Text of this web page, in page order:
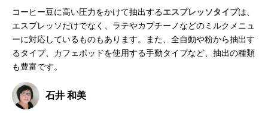
コーヒー豆に高い圧力をかけて抽出するエスプレッソタイプは、
エスプレッソだけでなく、ラテやカプチーノなどのミルクメニュ
ーに対応しているものもあります。また、全自動や粉から抽出す
るタイプ、カフェポッドを使用する手動タイプなど、抽出の種類
も豊富です。
石井 和美